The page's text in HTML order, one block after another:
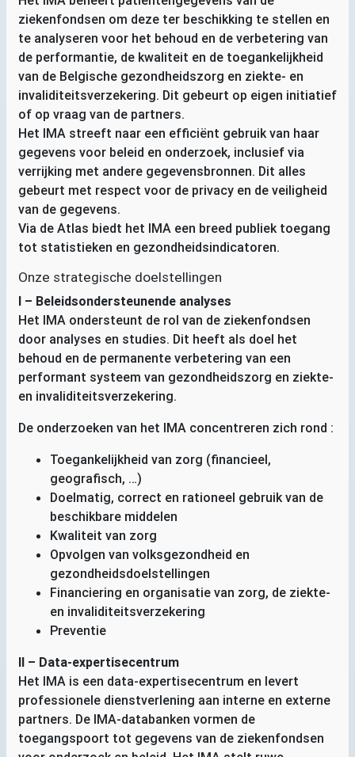
ziekenfondsen om deze ter beschikking te stellen en
te analyseren voor het behoud en de verbetering van
de performantie, de kwaliteit en de toegankelijkheid
van de Belgische gezondheidszorg en ziekte- en
invaliditeitsverzekering. Dit gebeurt op eigen initiatief
of op vraag van de partners.
Het IMA streeft naar een efficiënt gebruik van haar
gegevens voor beleid en onderzoek, inclusief via
verrijking met andere gegevensbronnen. Dit alles
gebeurt met respect voor de privacy en de veiligheid
van de gegevens.
Via de Atlas biedt het IMA een breed publiek toegang
tot statistieken en gezondheidsindicatoren.
Onze strategische doelstellingen
I – Beleidsondersteunende analyses
Het IMA ondersteunt de rol van de ziekenfondsen
door analyses en studies. Dit heeft als doel het
behoud en de permanente verbetering van een
performant systeem van gezondheidszorg en ziekte-
en invaliditeitsverzekering.
De onderzoeken van het IMA concentreren zich rond :
Toegankelijkheid van zorg (financieel,
geografisch, …)
Doelmatig, correct en rationeel gebruik van de
beschikbare middelen
Kwaliteit van zorg
Opvolgen van volksgezondheid en
gezondheidsdoelstellingen
Financiering en organisatie van zorg, de ziekte-
en invaliditeitsverzekering
Preventie
II – Data-expertisecentrum
Het IMA is een data-expertisecentrum en levert
professionele dienstverlening aan interne en externe
partners. De IMA-databanken vormen de
toegangspoort tot gegevens van de ziekenfondsen